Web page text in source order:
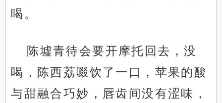
喝。
陈墟青待会要开摩托回去，没
喝，陈西荔啜饮了一口，苹果的酸
与甜融合巧妙，唇齿间没有涩味，